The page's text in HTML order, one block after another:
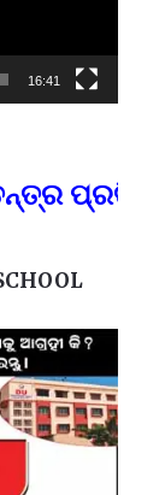
16:41
ପ୍ରତିନିଧି